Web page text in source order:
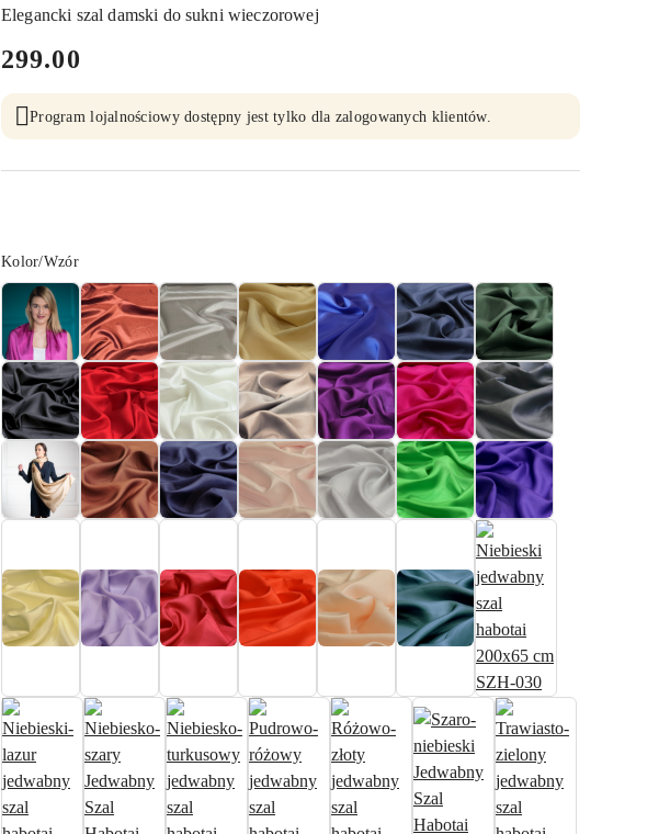
Elegancki szal damski do sukni wieczorowej
cena:
299.00
Program lojalnościowy dostępny jest tylko dla zalogowanych klientów.
Wariant
Kolor/Wzór